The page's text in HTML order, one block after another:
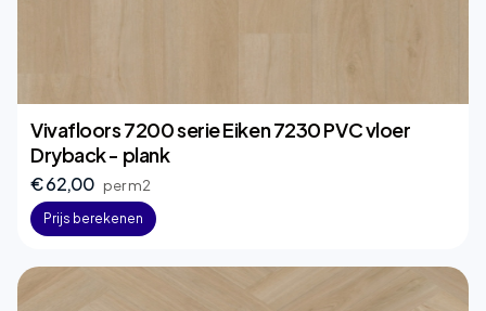
Vivafloors 7200 serie Eiken 7230 PVC vloer
Dryback - plank
€ 62,00 per m2
Prijs berekenen